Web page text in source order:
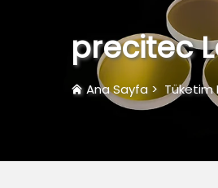
precitec
Ana Sayfa> Tüketim